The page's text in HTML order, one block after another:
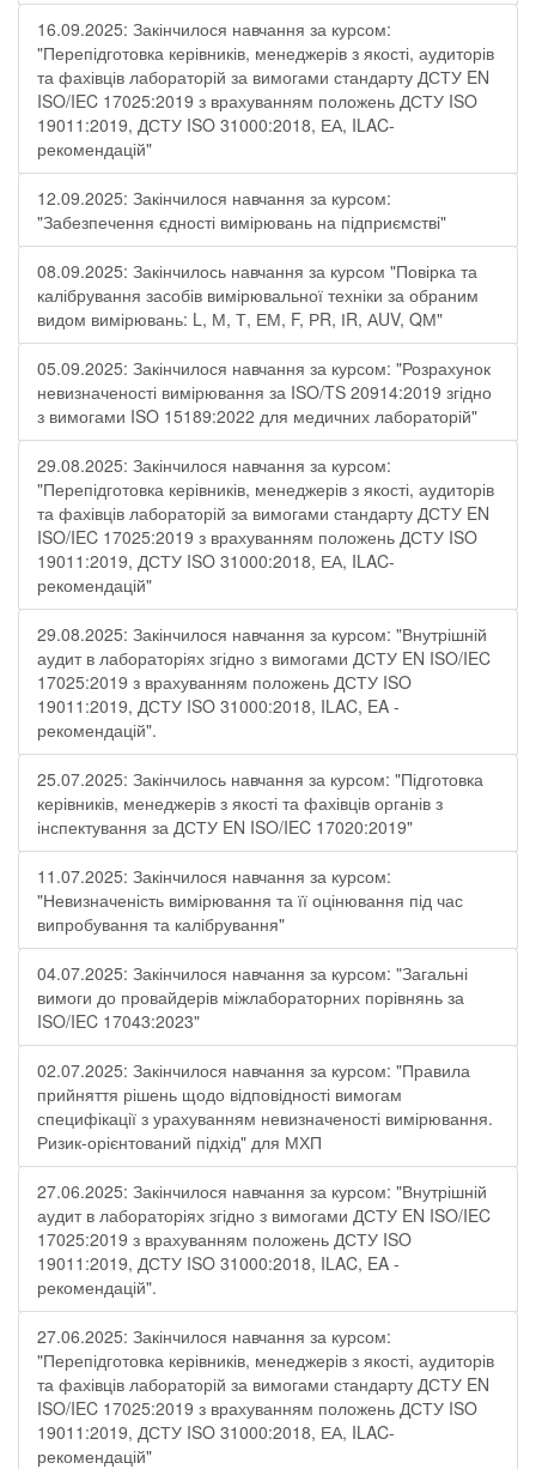
16.09.2025: Закінчилося навчання за курсом:
"Перепідготовка керівників, менеджерів з якості, аудиторів
та фахівців лабораторій за вимогами стандарту ДСТУ EN
ISO/IEC 17025:2019 з врахуванням положень ДСТУ ISO
19011:2019, ДСТУ ISO 31000:2018, ЕА, ILAC-
рекомендацій"
12.09.2025: Закінчилося навчання за курсом:
"Забезпечення єдності вимірювань на підприємстві"
08.09.2025: Закінчилось навчання за курсом "Повірка та
калібрування засобів вимірювальної техніки за обраним
видом вимірювань: L, М, Т, ЕМ, F, РR, ІR, АUV, QМ"
05.09.2025: Закінчилося навчання за курсом: "Розрахунок
невизначеності вимірювання за ISO/TS 20914:2019 згідно
з вимогами ISO 15189:2022 для медичних лабораторій"
29.08.2025: Закінчилося навчання за курсом:
"Перепідготовка керівників, менеджерів з якості, аудиторів
та фахівців лабораторій за вимогами стандарту ДСТУ EN
ISO/IEC 17025:2019 з врахуванням положень ДСТУ ISO
19011:2019, ДСТУ ISO 31000:2018, ЕА, ILAC-
рекомендацій"
29.08.2025: Закінчилося навчання за курсом: "Внутрішній
аудит в лабораторіях згідно з вимогами ДСТУ EN ISO/IEC
17025:2019 з врахуванням положень ДСТУ ISO
19011:2019, ДСТУ ISO 31000:2018, ILAC, EA -
рекомендацій".
25.07.2025: Закінчилось навчання за курсом: "Підготовка
керівників, менеджерів з якості та фахівців органів з
інспектування за ДСТУ EN ISO/IEC 17020:2019"
11.07.2025: Закінчилося навчання за курсом:
"Невизначеність вимірювання та її оцінювання під час
випробування та калібрування"
04.07.2025: Закінчилося навчання за курсом: "Загальні
вимоги до провайдерів міжлабораторних порівнянь за
ISO/IEC 17043:2023"
02.07.2025: Закінчилося навчання за курсом: "Правила
прийняття рішень щодо відповідності вимогам
специфікації з урахуванням невизначеності вимірювання.
Ризик-орієнтований підхід" для МХП
27.06.2025: Закінчилося навчання за курсом: "Внутрішній
аудит в лабораторіях згідно з вимогами ДСТУ EN ISO/IEC
17025:2019 з врахуванням положень ДСТУ ISO
19011:2019, ДСТУ ISO 31000:2018, ILAC, EA -
рекомендацій".
27.06.2025: Закінчилося навчання за курсом:
"Перепідготовка керівників, менеджерів з якості, аудиторів
та фахівців лабораторій за вимогами стандарту ДСТУ EN
ISO/IEC 17025:2019 з врахуванням положень ДСТУ ISO
19011:2019, ДСТУ ISO 31000:2018, ЕА, ILAC-
рекомендацій"